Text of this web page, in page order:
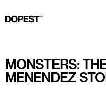
MONSTERS:
MENENDEZ